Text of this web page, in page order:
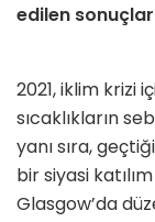
edilen
2021, iklim krizi
sıcaklıkların
yanı sıra,
bir siyasi
Glasgow’da